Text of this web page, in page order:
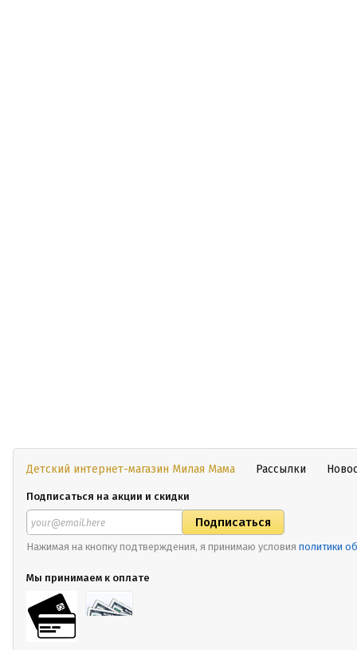
Детский интернет-магазин Милая Мама Рассылки
Подписаться на акции и скидки
Нажимая на кнопку подтверждения, я принимаю условия политики
Мы принимаем к оплате